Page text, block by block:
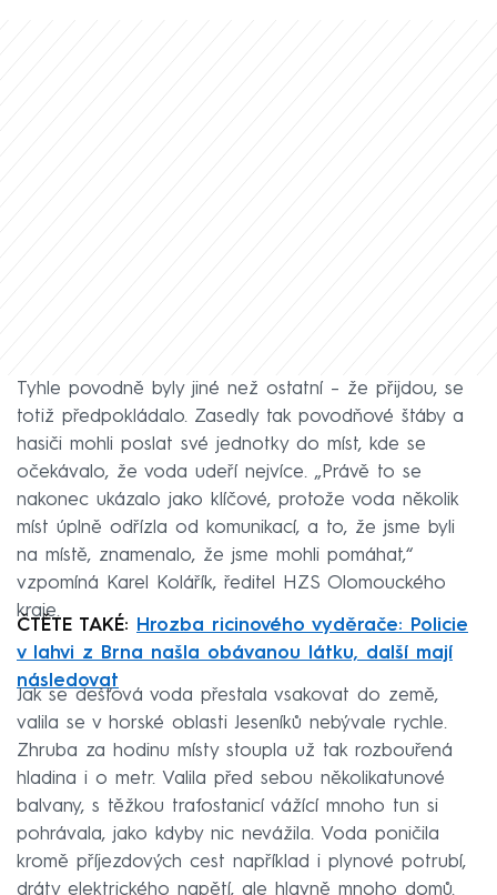
Tyhle povodně byly jiné než ostatní – že přijdou, se
totiž předpokládalo. Zasedly tak povodňové štáby a
hasiči mohli poslat své jednotky do míst, kde se
očekávalo, že voda udeří nejvíce. „Právě to se
nakonec ukázalo jako klíčové, protože voda několik
míst úplně odřízla od komunikací, a to, že jsme byli
na místě, znamenalo, že jsme mohli pomáhat,“
vzpomíná Karel Kolářík, ředitel HZS Olomouckého
kraje.
ČTĚTE TAKÉ:
Hrozba ricinového vyděrače: Policie
v lahvi z Brna našla obávanou látku, další mají
následovat
Jak se dešťová voda přestala vsakovat do země,
valila se v horské oblasti Jeseníků nebývale rychle.
Zhruba za hodinu místy stoupla už tak rozbouřená
hladina i o metr. Valila před sebou několikatunové
balvany, s těžkou trafostanicí vážící mnoho tun si
pohrávala, jako kdyby nic nevážila. Voda poničila
kromě příjezdových cest například i plynové potrubí,
dráty elektrického napětí, ale hlavně mnoho domů.